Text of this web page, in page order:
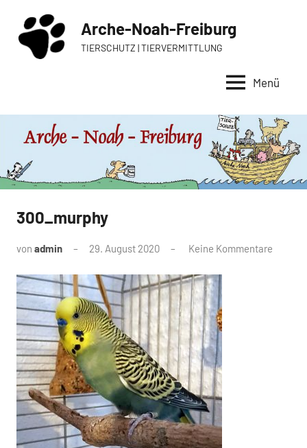
Inhalt
springen
Arche-Noah-Freiburg
TIERSCHUTZ | TIERVERMITTLUNG
Menü
300_murphy
von admin 29. August 2020 Keine Kommentare